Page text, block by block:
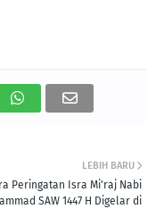
LEBIH BARU
Peringatan Isra Mi'raj Nabi
SAW 1447 H Digelar di